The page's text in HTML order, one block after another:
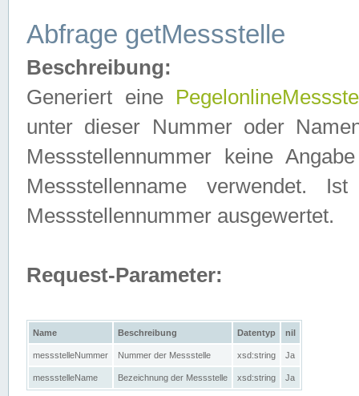
Abfrage getMessstelle
Beschreibung:
Generiert eine
unter dieser Nummer oder
Messstellennummer keine
Messstellenname verwendet.
Messstellennummer ausgewertet.
Request-Parameter:
Name Beschreibung Datentyp nil
messstelleNummer Nummer der Messstelle xsd:string Ja
messstelleName Bezeichnung der Messstelle xsd:string Ja